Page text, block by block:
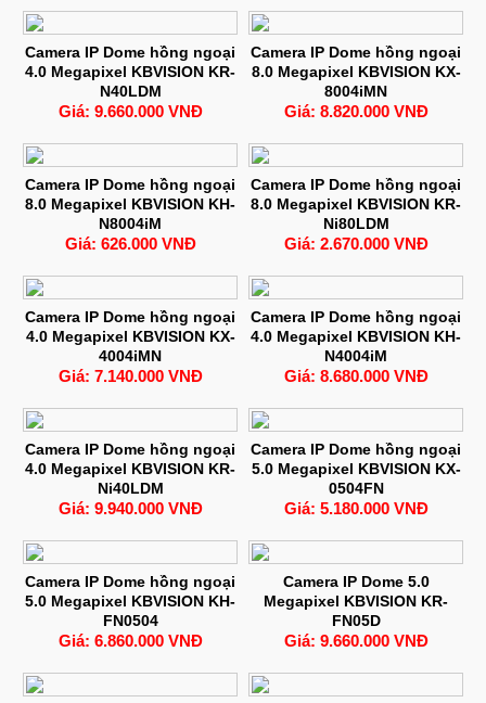
Camera IP Dome hồng ngoại
4.0 Megapixel KBVISION KR-
N40LDM
Giá: 9.660.000 VNĐ
Camera IP Dome hồng ngoại
8.0 Megapixel KBVISION KX-
8004iMN
Giá: 8.820.000 VNĐ
Camera IP Dome hồng ngoại
8.0 Megapixel KBVISION KH-
N8004iM
Giá: 626.000 VNĐ
Camera IP Dome hồng ngoại
8.0 Megapixel KBVISION KR-
Ni80LDM
Giá: 2.670.000 VNĐ
Camera IP Dome hồng ngoại
4.0 Megapixel KBVISION KX-
4004iMN
Giá: 7.140.000 VNĐ
Camera IP Dome hồng ngoại
4.0 Megapixel KBVISION KH-
N4004iM
Giá: 8.680.000 VNĐ
Camera IP Dome hồng ngoại
4.0 Megapixel KBVISION KR-
Ni40LDM
Giá: 9.940.000 VNĐ
Camera IP Dome hồng ngoại
5.0 Megapixel KBVISION KX-
0504FN
Giá: 5.180.000 VNĐ
Camera IP Dome hồng ngoại
5.0 Megapixel KBVISION KH-
FN0504
Giá: 6.860.000 VNĐ
Camera IP Dome 5.0
Megapixel KBVISION KR-
FN05D
Giá: 9.660.000 VNĐ